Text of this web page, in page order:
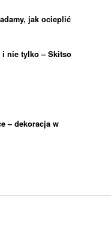
jak ocieplić
nie tylko – Skitso
– dekoracja w